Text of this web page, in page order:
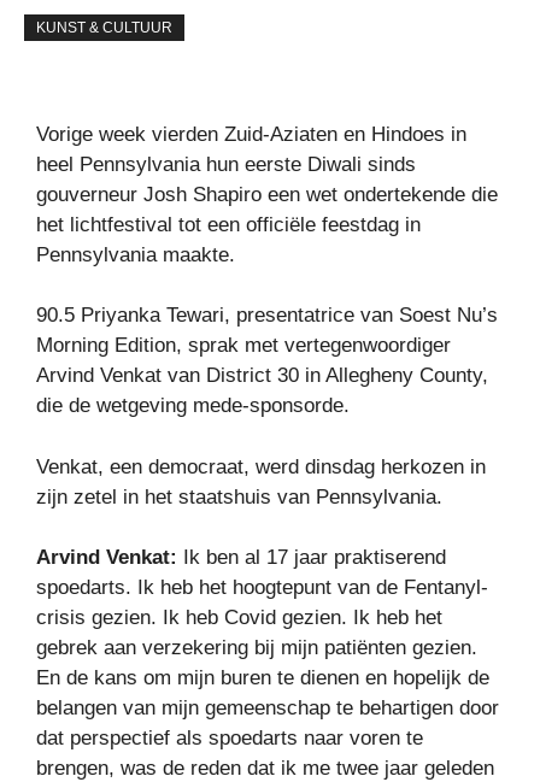
KUNST & CULTUUR
Vorige week vierden Zuid-Aziaten en Hindoes in
heel Pennsylvania hun eerste Diwali sinds
gouverneur Josh Shapiro een wet ondertekende die
het lichtfestival tot een officiële feestdag in
Pennsylvania maakte.
90.5 Priyanka Tewari, presentatrice van Soest Nu’s
Morning Edition, sprak met vertegenwoordiger
Arvind Venkat van District 30 in Allegheny County,
die de wetgeving mede-sponsorde.
Venkat, een democraat, werd dinsdag herkozen in
zijn zetel in het staatshuis van Pennsylvania.
Arvind Venkat:
Ik ben al 17 jaar praktiserend
spoedarts. Ik heb het hoogtepunt van de Fentanyl-
crisis gezien. Ik heb Covid gezien. Ik heb het
gebrek aan verzekering bij mijn patiënten gezien.
En de kans om mijn buren te dienen en hopelijk de
belangen van mijn gemeenschap te behartigen door
dat perspectief als spoedarts naar voren te
brengen, was de reden dat ik me twee jaar geleden